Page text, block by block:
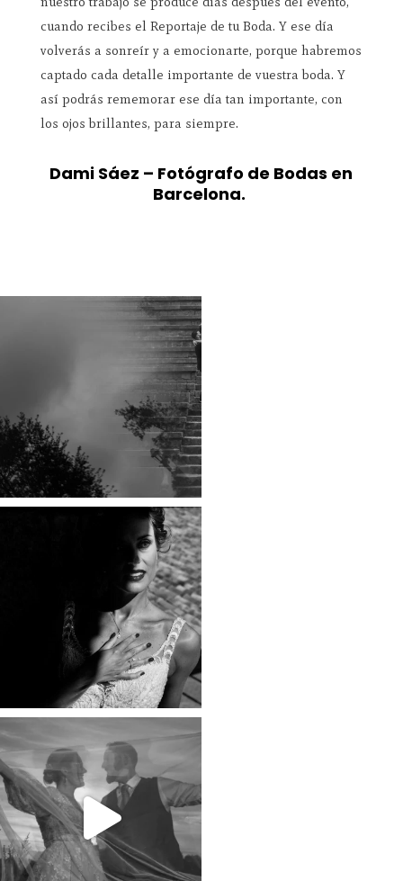
cuando recibes el Reportaje de tu Boda. Y ese día
volverás a sonreír y a emocionarte, porque habremos
captado cada detalle importante de vuestra boda. Y
así podrás rememorar ese día tan importante, con
los ojos brillantes, para siempre.
Dami Sáez – Fotógrafo de Bodas en
Barcelona.